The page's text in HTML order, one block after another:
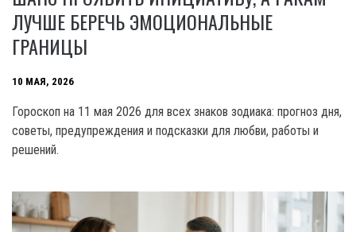
ЛУЧШЕ БЕРЕЧЬ ЭМОЦИОНАЛЬНЫЕ
ГРАНИЦЫ
10 МАЯ, 2026
Гороскоп на 11 мая 2026 для всех знаков зодиака: прогноз дня,
советы, предупреждения и подсказки для любви, работы и
решений.